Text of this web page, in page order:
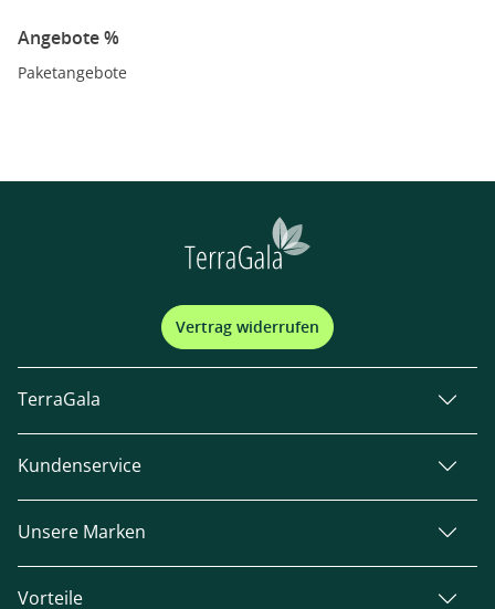
Angebote %
Paketangebote
Vertrag widerrufen
TerraGala
Kundenservice
Unsere Marken
Vorteile